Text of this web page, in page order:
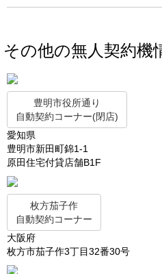
その他の無人契約機
豊明市役所通り
自動契約コーナー(閉店)
愛知県
豊明市新田町錦1-1
原田住宅付貸店舗B1F
枚方茄子作
自動契約コーナー
大阪府
枚方市茄子作3丁目32番30号